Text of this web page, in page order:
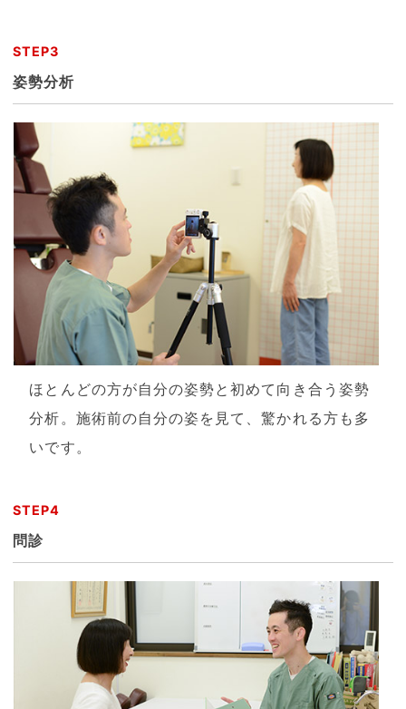
STEP3
姿勢分析
ほとんどの方が自分の姿勢と初めて向き合う姿勢
分析。施術前の自分の姿を見て、驚かれる方も多
いです。
STEP4
問診